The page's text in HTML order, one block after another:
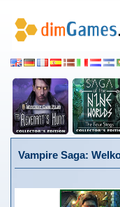
Vampire Saga: